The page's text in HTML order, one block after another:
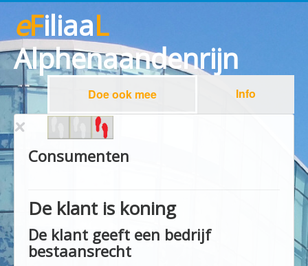
eFiliaaL
Alphenaandenrijn
Doe ook mee Info
Consumenten
De klant is koning
De klant geeft een bedrijf
bestaansrecht